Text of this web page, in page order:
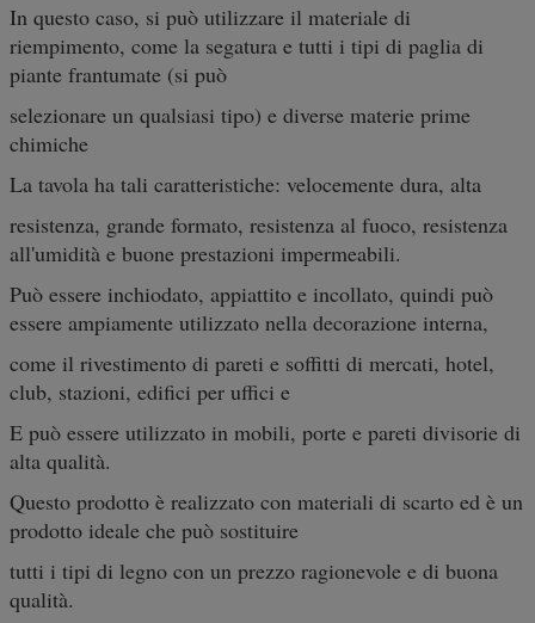
In questo caso, si può utilizzare il materiale di
riempimento, come la segatura e tutti i tipi di paglia di
piante frantumate (si può
selezionare un qualsiasi tipo) e diverse materie prime
chimiche
La tavola ha tali caratteristiche: velocemente dura, alta
resistenza, grande formato, resistenza al fuoco, resistenza
all'umidità e buone prestazioni impermeabili.
Può essere inchiodato, appiattito e incollato, quindi può
essere ampiamente utilizzato nella decorazione interna,
come il rivestimento di pareti e soffitti di mercati, hotel,
club, stazioni, edifici per uffici e
E può essere utilizzato in mobili, porte e pareti divisorie di
alta qualità.
Questo prodotto è realizzato con materiali di scarto ed è un
prodotto ideale che può sostituire
tutti i tipi di legno con un prezzo ragionevole e di buona
qualità.